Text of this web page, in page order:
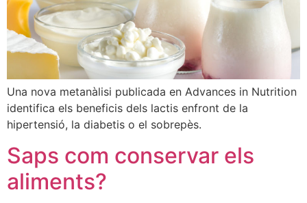
Una nova metanàlisi publicada en Advances in Nutrition
identifica els beneficis dels lactis enfront de la
hipertensió, la diabetis o el sobrepès.
Saps com conservar els
aliments?